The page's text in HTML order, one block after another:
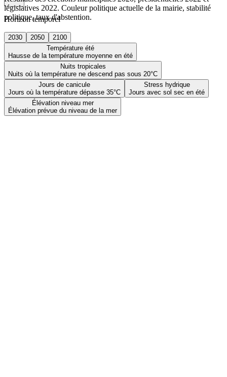
Horizon temporel
2030 2050
2100
Température été
Hausse de la température moyenne en été
Nuits tropicales
Nuits où la température ne descend pas sous 20°C
Jours de canicule
Jours où la température dépasse 35°C
Stress hydrique
Jours avec sol sec en été
Élévation niveau mer
Élévation prévue du niveau de la mer
législatives 2022. Couleur politique actuelle de la mairie, stabilité
politique, taux d'abstention.